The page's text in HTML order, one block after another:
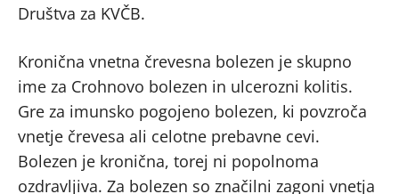
Društva za KVČB.
Kronična vnetna črevesna bolezen je skupno
ime za Crohnovo bolezen in ulcerozni kolitis.
Gre za imunsko pogojeno bolezen, ki povzroča
vnetje črevesa ali celotne prebavne cevi.
Bolezen je kronična, torej ni popolnoma
ozdravljiva. Za bolezen so značilni zagoni vnetja